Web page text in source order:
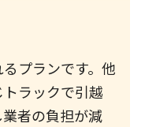
プランです。他
ラックで引越
者の負担が減